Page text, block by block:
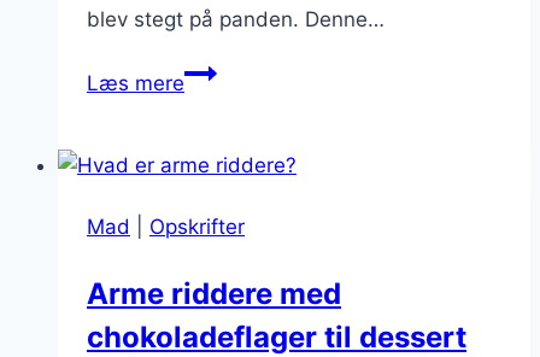
blev stegt på panden. Denne…
Læs mereArme
havremælk
musli
Mad Opskrifter
Arme riddere med
chokoladeflager til dessert